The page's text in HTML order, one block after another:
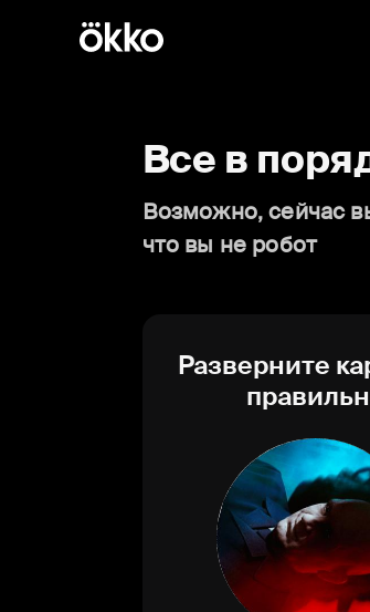
Все в
Возможно, сейчас
что вы не робот
Разверните